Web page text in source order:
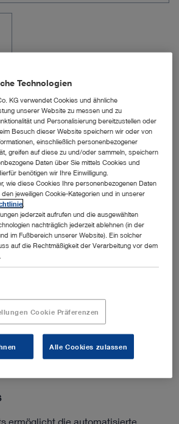
.reports
Zur Angebotsliste
hinzufügen
ermöglicht die automatisierte
Technologien
KG verwendet Cookies und ähnliche
unserer Website zu messen und zu
und Personalisierung bereitzustellen oder
Besuch dieser Website speichern wir oder von
einschließlich personenbezogener
greifen auf diese zu und/oder sammeln, speichern
Daten über Sie mittels Cookies und
benötigen wir Ihre Einwilligung.
wie diese Cookies Ihre personenbezogenen Daten
jeweiligen Cookie-Kategorien und in unserer
jederzeit aufrufen und die ausgewählten
nachträglich jederzeit ablehnen (in der
im Fußbereich unserer Website). Ein solcher
auf die Rechtmäßigkeit der Verarbeitung vor dem
Cookie Präferenzen
Alle Cookies zulassen